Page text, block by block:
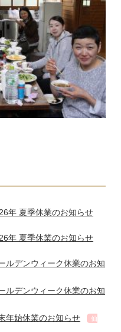
年 夏季休業のお知らせ
年 夏季休業のお知らせ
ルデンウィーク休業のお知
ルデンウィーク休業のお知
年始休業のお知らせ
仙